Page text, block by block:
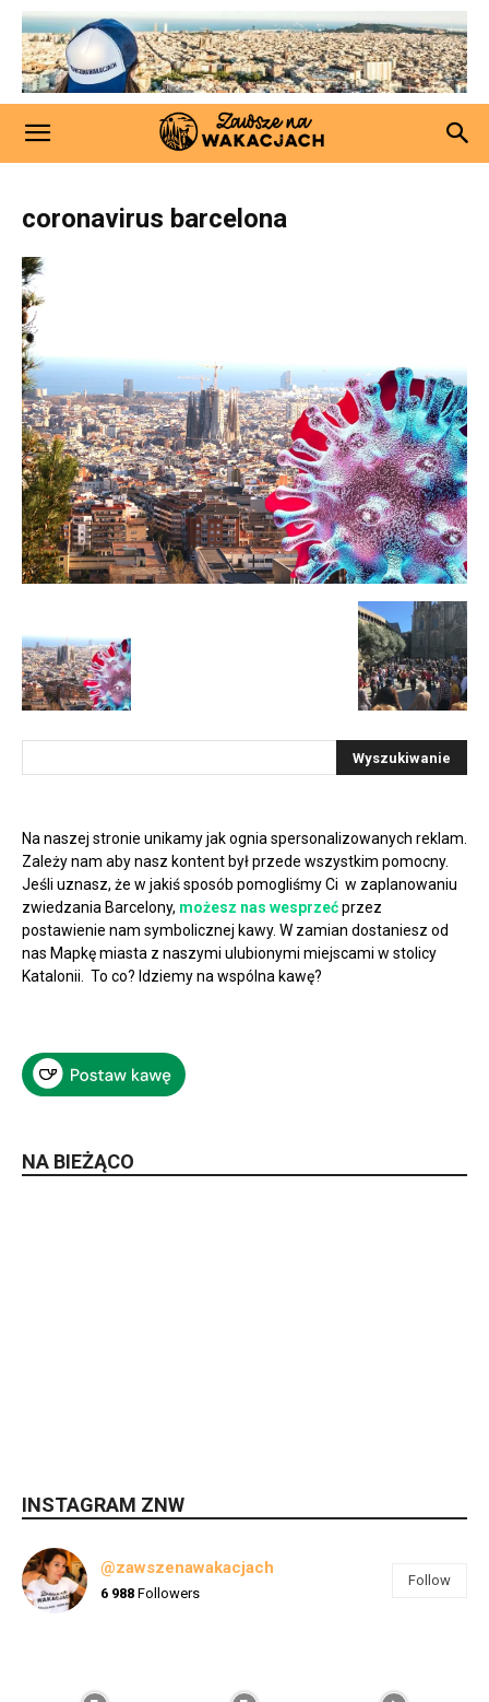
coronavirus barcelona
Na naszej stronie unikamy jak ognia spersonalizowanych reklam.
Zależy nam aby nasz kontent był przede wszystkim pomocny.
Jeśli uznasz, że w jakiś sposób pomogliśmy Ci w zaplanowaniu
zwiedzania Barcelony, możesz nas wesprzećprzez
postawienie nam symbolicznej kawy. W zamian dostaniesz od
nas Mapkę miasta z naszymi ulubionymi miejscami w stolicy
Katalonii. To co? Idziemy na wspólna kawę?
NA BIEŻĄCO
INSTAGRAM ZNW
@zawszenawakacjach
6 988 Followers
Follow